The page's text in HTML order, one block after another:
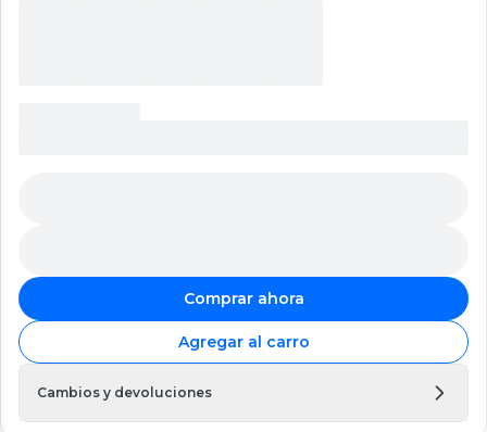
Comprar ahora
Agregar al carro
Cambios y devoluciones